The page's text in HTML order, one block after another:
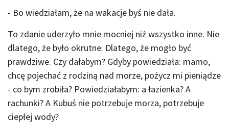
- Bo wiedziałam, że na wakacje byś nie dała.
To zdanie uderzyło mnie mocniej niż wszystko inne. Nie
dlatego, że było okrutne. Dlatego, że mogło być
prawdziwe. Czy dałabym? Gdyby powiedziała: mamo,
chcę pojechać z rodziną nad morze, pożycz mi pieniądze
- co bym zrobiła? Powiedziałabym: a łazienka? A
rachunki? A Kubuś nie potrzebuje morza, potrzebuje
ciepłej wody?